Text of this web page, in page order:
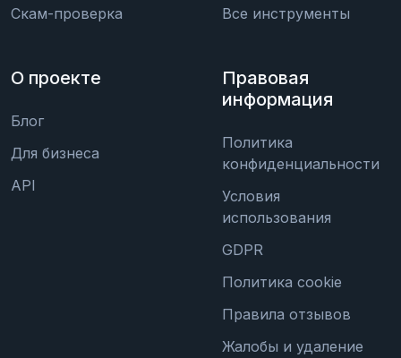
Скам-проверка
Все инструменты
О проекте
Блог
Для бизнеса
API
Правовая
информация
Политика
конфиденциальности
Условия
использования
GDPR
Политика cookie
Правила отзывов
Жалобы и удаление